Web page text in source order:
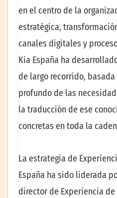
en el centro de la
estratégica,
canales digitales y
Kia España ha
de largo recorrido,
profundo de las
la traducción de ese
concretas en toda la
La estrategia de
España ha sido liderada
director de Experiencia